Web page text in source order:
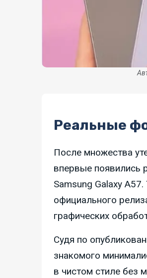
Реальные
После множества
впервые появились
Samsung Galaxy
официального
графических
Судя по
знакомого
в чистом стиле без